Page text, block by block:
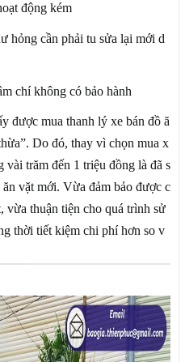
động kém
cần phải tu sửa lại mới d
chí không có bảo hành
được mua thanh lý xe bán đồ ă
Do đó, thay vì chọn mua x
vài trăm đến 1 triệu đồng là đã s
vặt mới. Vừa đảm bảo được c
vừa thuận tiện cho quá trình sử
thời tiết kiệm chi phí hơn so v